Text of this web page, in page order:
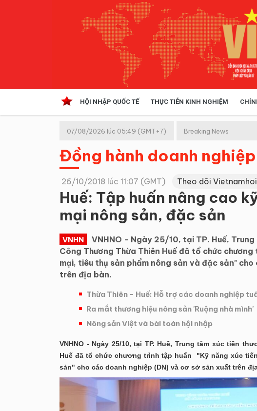
HỘI NHẬP QUỐC TẾ THỰC TIỄN KINH NGHIỆM
Kinh tế hội nhập
Doanh nghiệp
07/08/2026 lúc 05:49 (GMT+7) Breaking News
Đồng hành doanh nghiệp
26/10/2018 lúc 11:07 (GMT) Theo dõi
Huế: Tập huấn nâng cao
mại nông sản, đặc sản
VNHN
VNHNO - Ngày 25/10, tại TP. Huế,
Công Thương Thừa Thiên Huế đã tổ chức
mại, tiêu thụ sản phẩm nông sản và đặc sản"
trên địa bàn.
Thừa Thiên - Huế: Hỗ trợ các doanh nghiệp
Ra mắt thương hiệu nông sản 'Ruộng nhà mình'
Nông sản Việt và bài toán hội nhập
VNHNO - Ngày 25/10, tại TP. Huế, Trung tâm xúc tiến
Huế đã tổ chức chương trình tập huấn "Kỹ năng xúc
sản" cho các doanh nghiệp (DN) và cơ sở sản xuất trên